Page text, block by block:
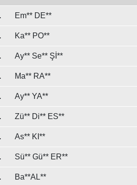
Em** DE**
Ka** PO**
Ay** Se** Şİ**
Ma** RA**
Ay** YA**
Zü** Di** ES**
As** KI**
Sü** Gü** ER**
Ba**AL**